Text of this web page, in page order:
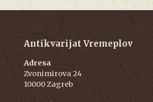
Antikvarijat Vremeplov
Adresa
Zvonimirova 24
10000 Zagreb